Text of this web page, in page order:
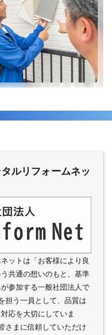
ルリフォームネッ
ットは「お客様により良
共通の想いのもと、基準
参加する一般社団法人で
担う一員として、品質は
応を大切にしていま
さまに信頼していただけ